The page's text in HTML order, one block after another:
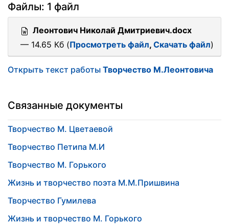
Файлы: 1 файл
Леонтович Николай Дмитриевич.docx
— 14.65 Кб (Просмотреть файл, Скачать файл)
Открыть текст работы Творчество М.Леонтовича
Связанные документы
Творчество М. Цветаевой
Творчество Петипа М.И
Творчество М. Горького
Жизнь и творчество поэта М.М.Пришвина
Творчество Гумилева
Жизнь и творчество М. Горького